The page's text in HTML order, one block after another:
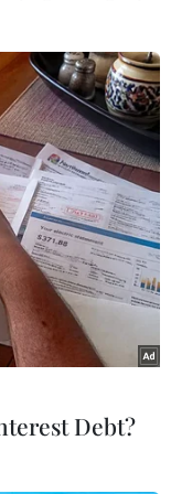
sự chủ trì của
các ngành liên
và những
luận buổi thử
TrungHải đánh
nghiệp và Phát
chống lụt
thông Quân
sớm hoàn
thiết bị cảnh
môi trường
hơn bình
hoàn
phần mềm
Vật lý Địa
Debt?